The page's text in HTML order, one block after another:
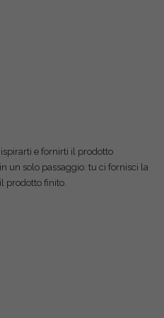
e fornirti il prodotto
un solo passaggio: tu ci fornisci la
prodotto finito.